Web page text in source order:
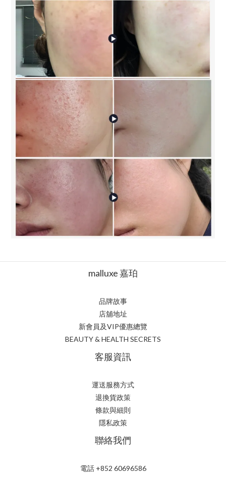
malluxe 嘉珀
品牌故事
店舖地址
新會員及VIP優惠總覽
BEAUTY & HEALTH SECRETS
客服資訊
運送服務方式
退換貨政策
條款與細則
隱私政策
聯絡我們
電話 +852 60696586